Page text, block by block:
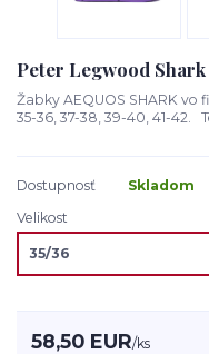
Peter Legwood
Žabky AEQUOS SHARK vo
35-36, 37-38, 39-40, 41-42.
Dostupnosť
Skladom
Velikost
58,50 EUR/ks